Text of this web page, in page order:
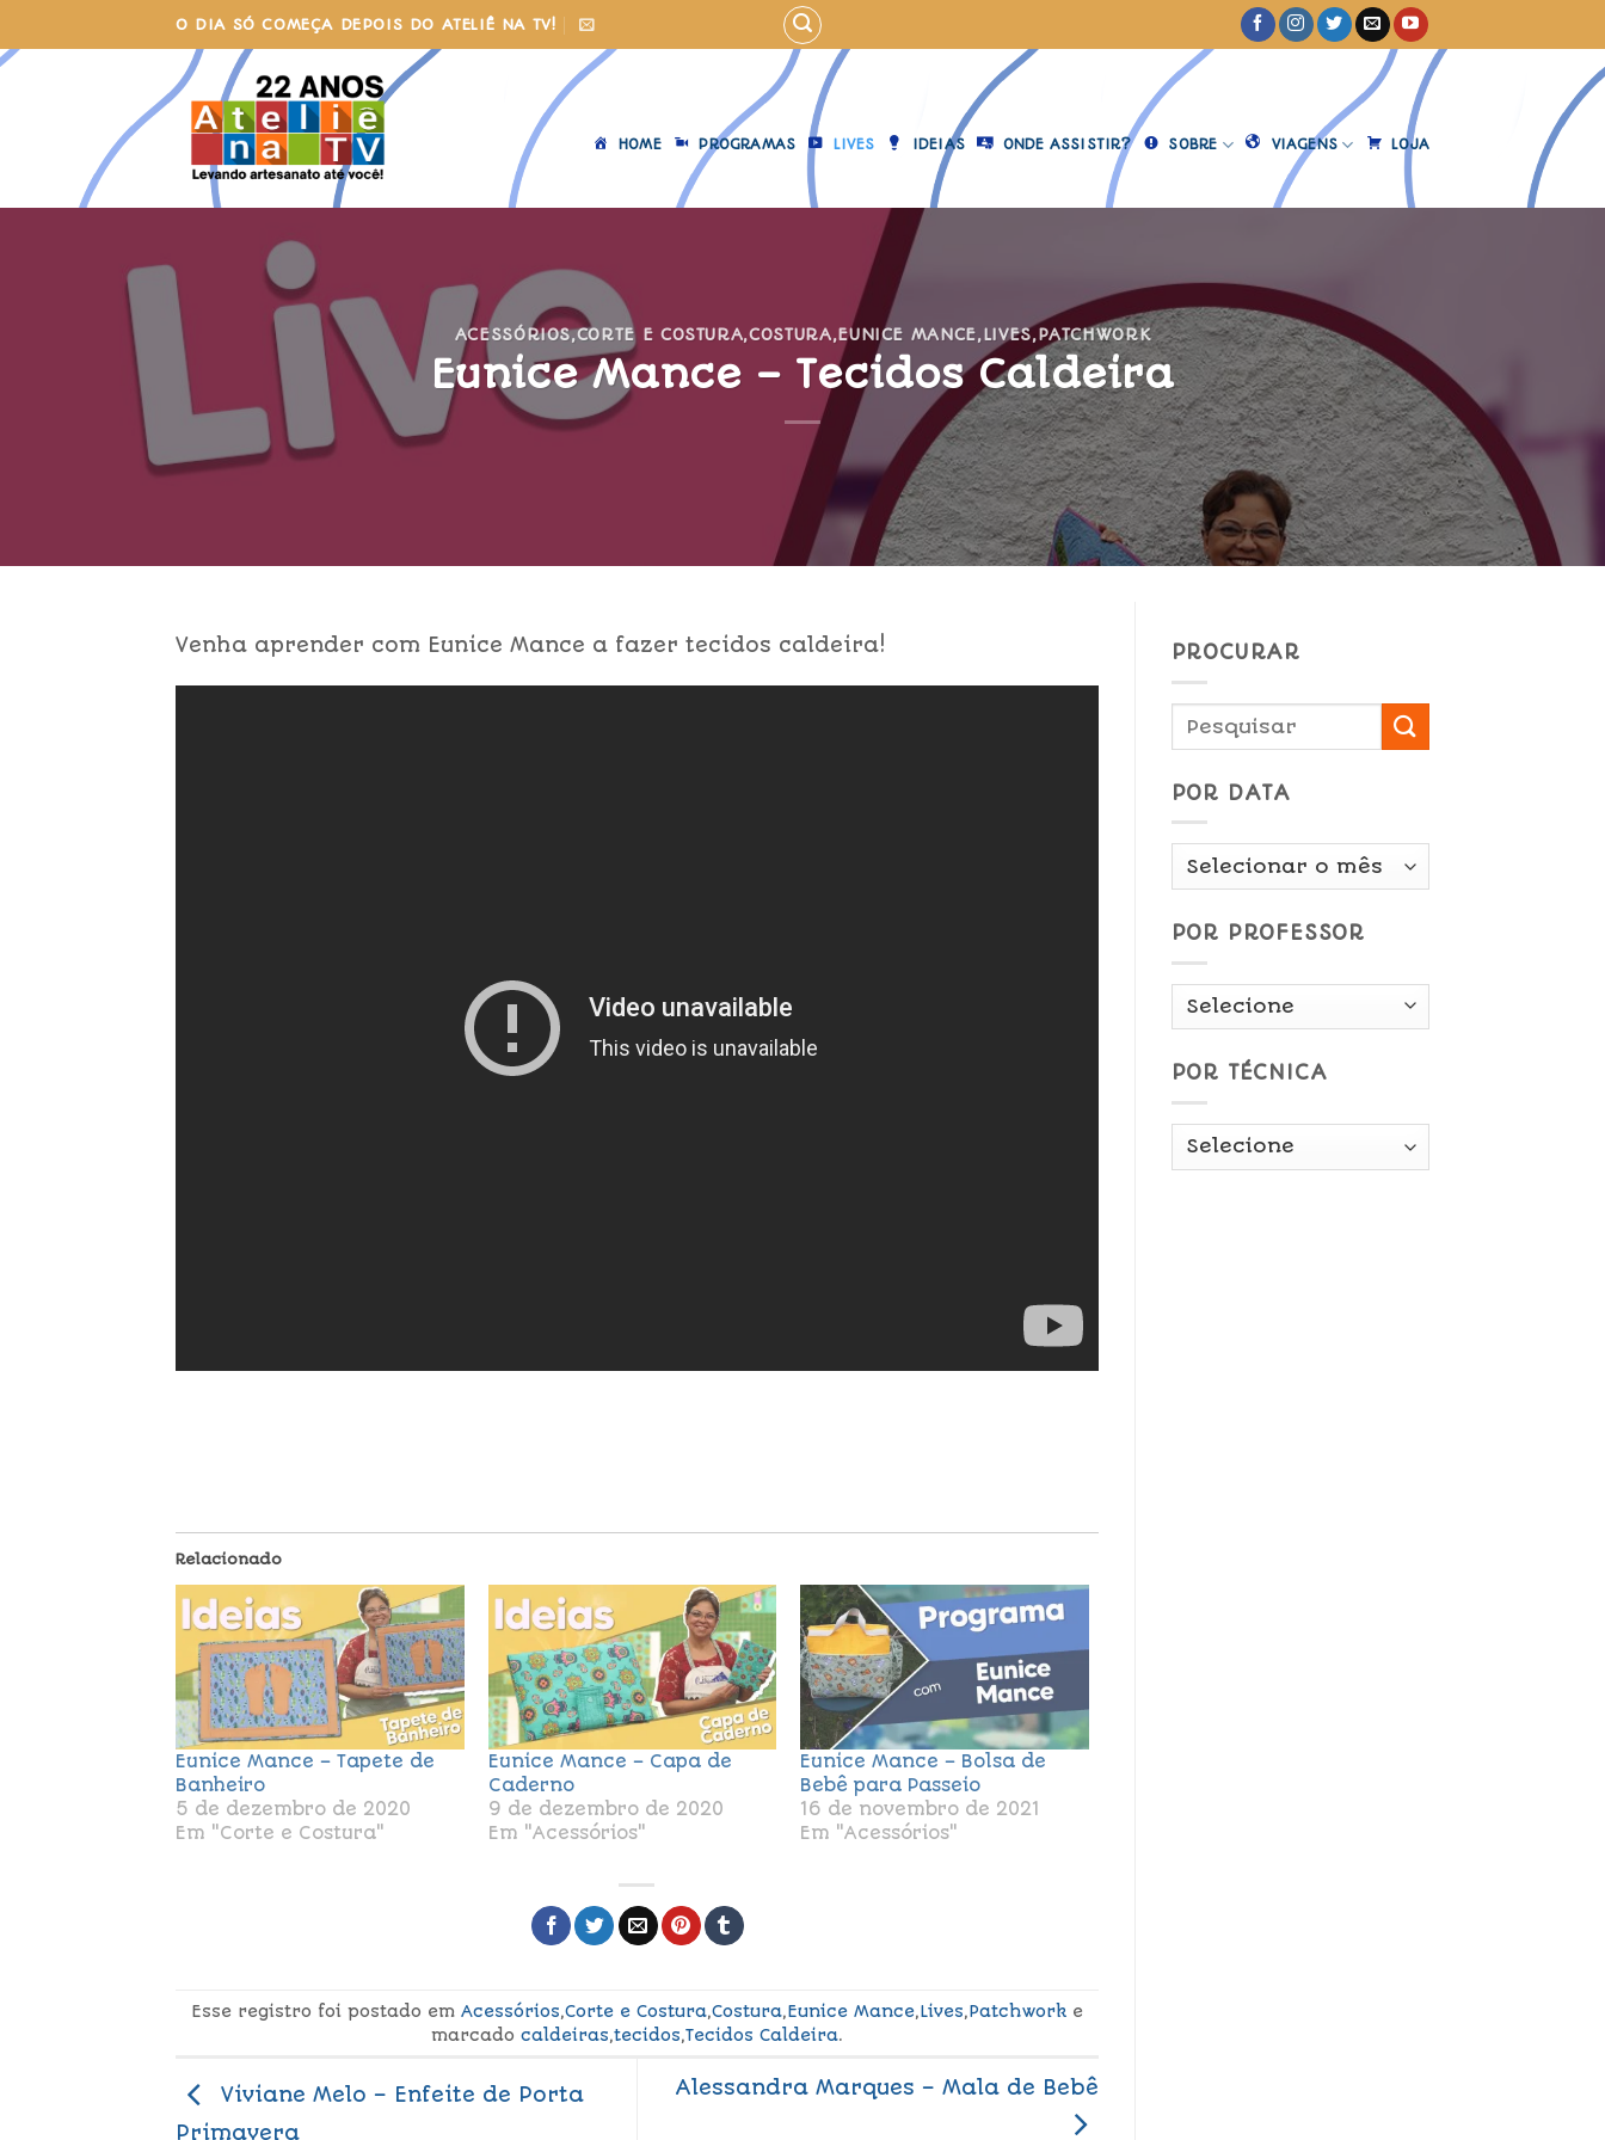
to
content
O DIA SÓ COMEÇA DEPOIS DO ATELIÊ NA TV!
HOME PROGRAMAS LIVES IDEIAS ONDE ASSISTIR? SOBRE VIAGENS LOJA
ACESSÓRIOS,CORTE E COSTURA,COSTURA,EUNICE MANCE,LIVES,PATCHWORK
Eunice Mance – Tecidos Caldeira
Venha aprender com Eunice Mance a fazer tecidos caldeira!
Relacionado
Eunice Mance – Tapete de
Banheiro
5 de dezembro de 2020
Em "Corte e Costura"
Eunice Mance – Capa de
Caderno
9 de dezembro de 2020
Em "Acessórios"
Eunice Mance – Bolsa de
Bebê para Passeio
16 de novembro de 2021
Em "Acessórios"
Esse registro foi postado em Acessórios,Corte e Costura,Costura,Eunice Mance,Lives,Patchworke
marcado caldeiras,tecidos,Tecidos Caldeira.
Viviane Melo – Enfeite de Porta
Primavera
Alessandra Marques – Mala de Bebê
PROCURAR
POR DATA
Por
POR PROFESSOR
POR TÉCNICA